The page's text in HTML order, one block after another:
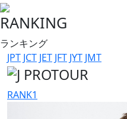
RANKING
ランキング
JPT JCT JET JFT JYT JMT
RANK1